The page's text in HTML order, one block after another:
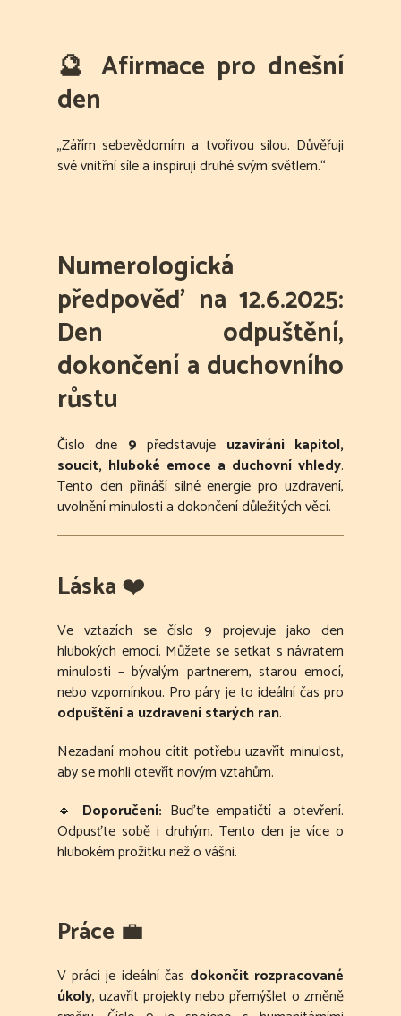
🔮 Afirmace pro dnešní
den
„Zářím sebevědomím a tvořivou silou. Důvěřuji
své vnitřní síle a inspiruji druhé svým světlem.“
Numerologická
předpověď na 12.6.2025:
Den odpuštění,
dokončení a duchovního
růstu
Číslo dne 9 představuje uzavírání kapitol,
soucit, hluboké emoce a duchovní vhledy.
Tento den přináší silné energie pro uzdravení,
uvolnění minulosti a dokončení důležitých věcí.
Láska❤️
Ve vztazích se číslo 9 projevuje jako den
hlubokých emocí. Můžete se setkat s návratem
minulosti – bývalým partnerem, starou emocí,
nebo vzpomínkou. Pro páry je to ideální čas pro
odpuštění a uzdravení starých ran.
Nezadaní mohou cítit potřebu uzavřít minulost,
aby se mohli otevřít novým vztahům.
🔹 Doporučení: Buďte empatičtí a otevření.
Odpusťte sobě i druhým. Tento den je více o
hlubokém prožitku než o vášni.
Práce 💼
V práci je ideální čas dokončit rozpracované
úkoly, uzavřít projekty nebo přemýšlet o změně